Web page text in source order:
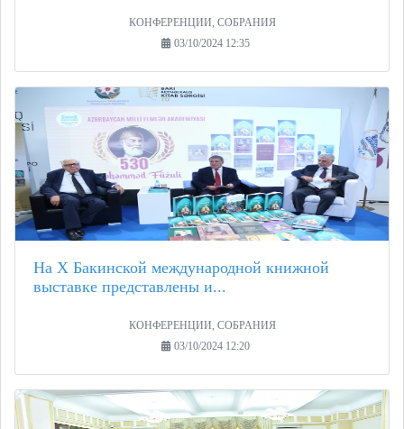
КОНФЕРЕНЦИИ, СОБРАНИЯ
03/10/2024 12:35
На X Бакинской международной книжной
выставке представлены и...
КОНФЕРЕНЦИИ, СОБРАНИЯ
03/10/2024 12:20